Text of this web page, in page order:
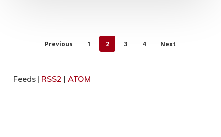
Previous 1 2 3 4 Next
Feeds | RSS2 | ATOM